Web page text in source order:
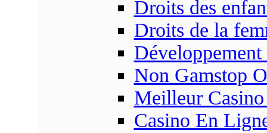
Droits des
Droits de la
Non Gamstop
Meilleur
Casino En